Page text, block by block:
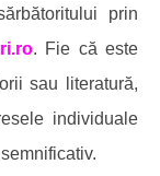
prin
. Fie că este
sau literatură,
individuale